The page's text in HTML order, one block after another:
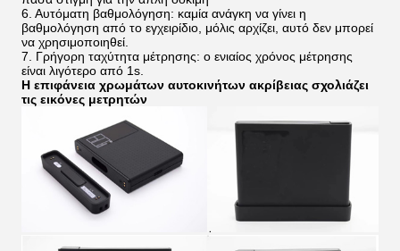
6. Αυτόματη βαθμολόγηση: καμία ανάγκη να γίνει η
βαθμολόγηση από το εγχειρίδιο, μόλις αρχίζει, αυτό δεν μπορεί
να χρησιμοποιηθεί.
7. Γρήγορη ταχύτητα μέτρησης: ο ενιαίος χρόνος μέτρησης
είναι λιγότερο από 1s.
Η επιφάνεια χρωμάτων αυτοκινήτων ακρίβειας σχολιάζει
τις εικόνες μετρητών